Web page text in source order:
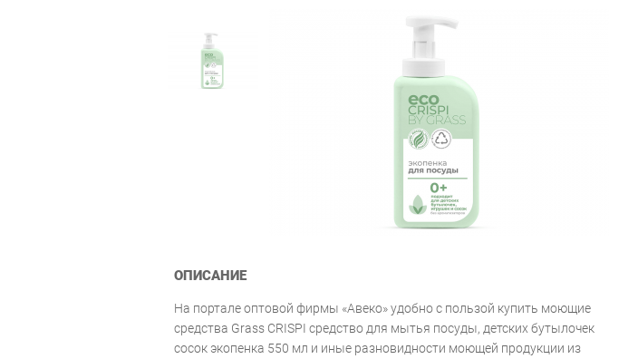
ОПИСАНИЕ
На портале оптовой фирмы «Авеко» удобно с пользой купить моющие
средства Grass CRISPI средство для мытья посуды, детских бутылочек
сосок экопенка 550 мл и иные разновидности моющей продукции из